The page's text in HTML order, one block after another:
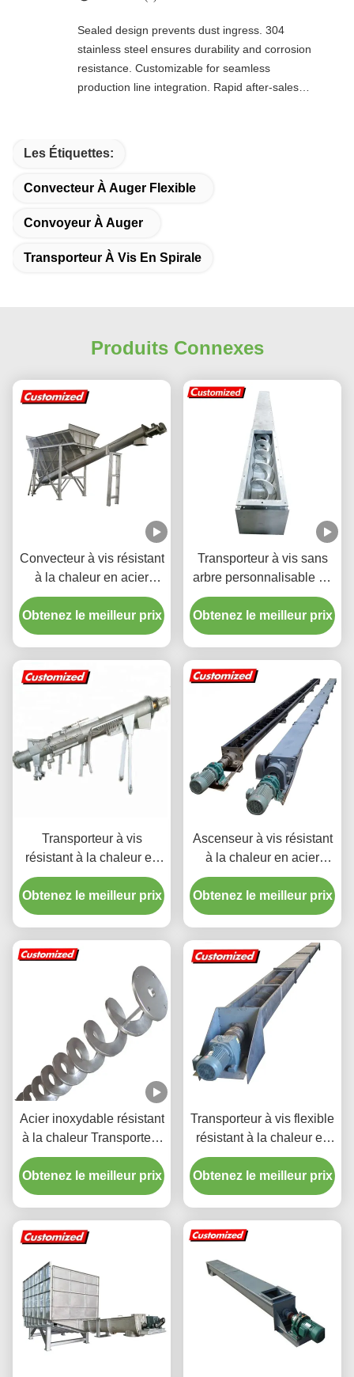
Sealed design prevents dust ingress. 304
stainless steel ensures durability and corrosion
resistance. Customizable for seamless
production line integration. Rapid after-sales
Les Étiquettes:
Convecteur À Auger Flexible
Convoyeur À Auger
Transporteur À Vis En Spirale
Produits Connexes
Convecteur à vis résistant
à la chaleur en acier
inoxydable personnalisé
Convecteur à vis flexible
pour l'industrie minière et
Obtenez le meilleur prix
Transporteur à vis sans
arbre personnalisable en
acier inoxydable pour une
manipulation de
matériaux à haut
Obtenez le meilleur prix
Transporteur à vis
résistant à la chaleur en
acier inoxydable sur
mesure pour la
manutention de matériaux
Obtenez le meilleur prix
Ascenseur à vis résistant
à la chaleur en acier
inoxydable
Obtenez le meilleur prix
Acier inoxydable résistant
à la chaleur Transporteur
à vis spirale sans arbre
personnalisé
Obtenez le meilleur prix
Transporteur à vis flexible
résistant à la chaleur en
acier inoxydable avec
taille personnalisée pour
le transport de flocons de
Obtenez le meilleur prix